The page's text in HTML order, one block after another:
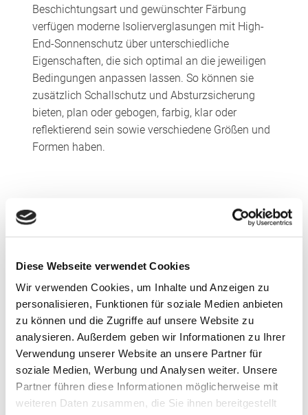
Diese Webseite verwendet Cookies
Wir verwenden Cookies, um Inhalte und Anzeigen zu
personalisieren, Funktionen für soziale Medien anbieten
zu können und die Zugriffe auf unsere Website zu
analysieren. Außerdem geben wir Informationen zu Ihrer
Verwendung unserer Website an unsere Partner für
soziale Medien, Werbung und Analysen weiter. Unsere
Partner führen diese Informationen möglicherweise mit
weiteren Daten zusammen, die Sie ihnen bereitgestellt
Beschichtungsart und gewünschter Färbung
verfügen moderne Isolierverglasungen mit High-
End-Sonnenschutz über unterschiedliche
Eigenschaften, die sich optimal an die jeweiligen
Bedingungen anpassen lassen. So können sie
zusätzlich Schallschutz und Absturzsicherung
bieten, plan oder gebogen, farbig, klar oder
reflektierend sein sowie verschiedene Größen und
Formen haben.
Fakten-Check
angesichts immer heißerer Sommer niemand am
mit einigen Vorurteilen aufzuräumen.
Vorurteil 1: Es gibt nur farbige oder dunkle
Sonnenschutzgläser
Sonnenschutzglas bietet heute eine dem
klassischen Flachglas ähnliche Transparenz. Auf
Wunsch kann es natürlich in der Masse eingefärbt